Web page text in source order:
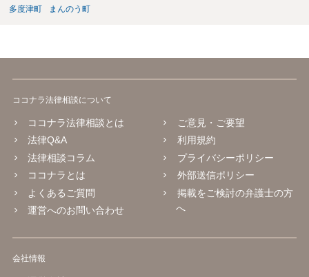
多度津町
まんのう町
ココナラ法律相談について
ココナラ法律相談とは
法律Q&A
法律相談コラム
ココナラとは
よくあるご質問
運営へのお問い合わせ
ご意見・ご要望
利用規約
プライバシーポリシー
外部送信ポリシー
掲載をご検討の弁護士の方
へ
会社情報